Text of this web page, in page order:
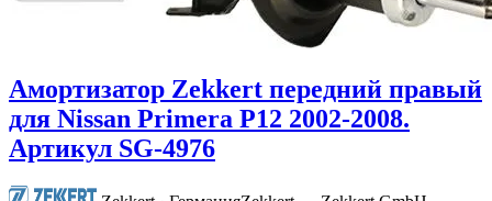
Амортизатор Zekkert передний правый
для Nissan Primera P12 2002-2008.
Артикул SG-4976